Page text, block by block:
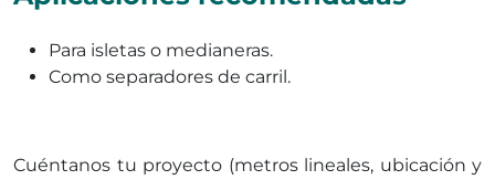
Para isletas o medianeras.
Como separadores de carril.
Cuéntanos tu proyecto (metros lineales, ubicación y